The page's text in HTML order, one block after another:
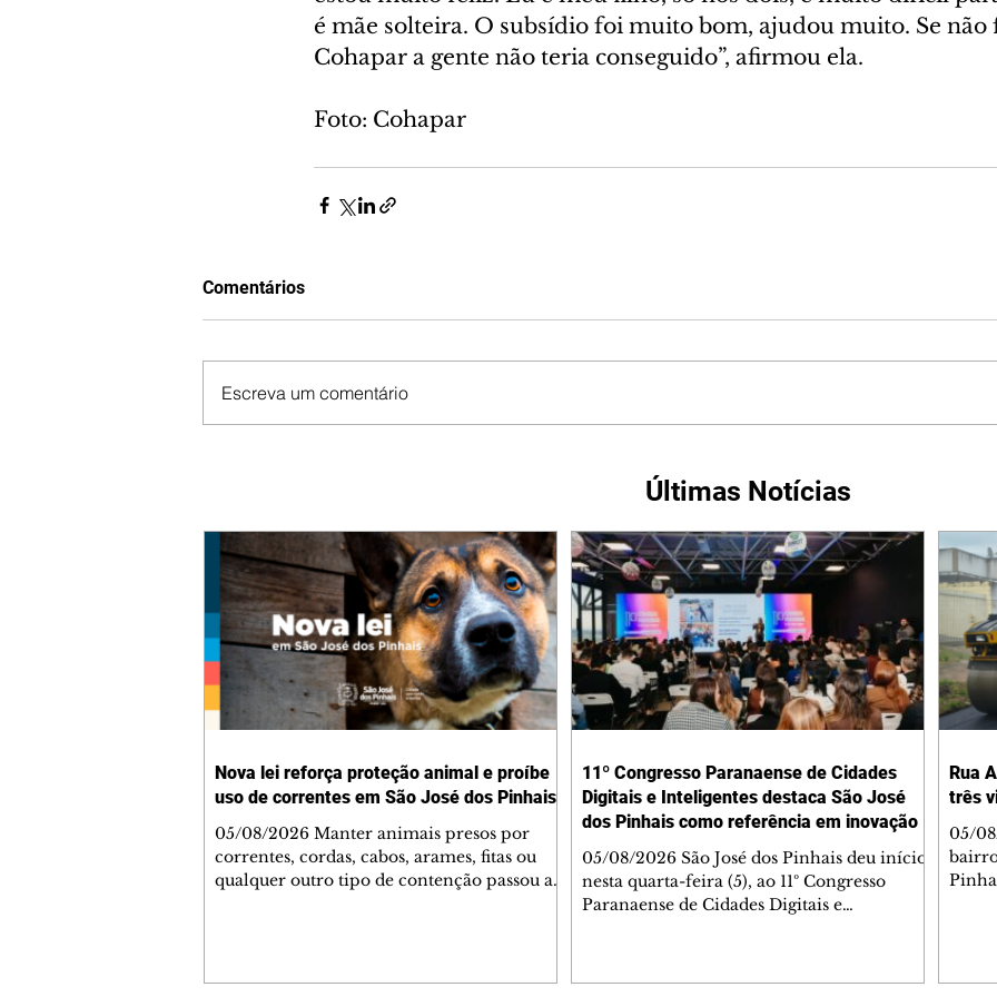
é mãe solteira. O subsídio foi muito bom, ajudou muito. Se não
Cohapar a gente não teria conseguido”, afirmou ela.
Foto: Cohapar
Comentários
Escreva um comentário
Últimas Notícias
Nova lei reforça proteção animal e proíbe
uso de correntes em São José dos Pinhais
05/08/2026 Manter animais presos por
correntes, cordas, cabos, arames, fitas ou
qualquer outro tipo de contenção passou a
11º Congresso Paranaense de Cidades
Digitais e Inteligentes destaca São José
dos Pinhais como referência em inovação
05/08/2026 São José dos Pinhais deu início,
nesta quarta-feira (5), ao 11º Congresso
Paranaense de Cidades Digitais e
Rua
três
05/